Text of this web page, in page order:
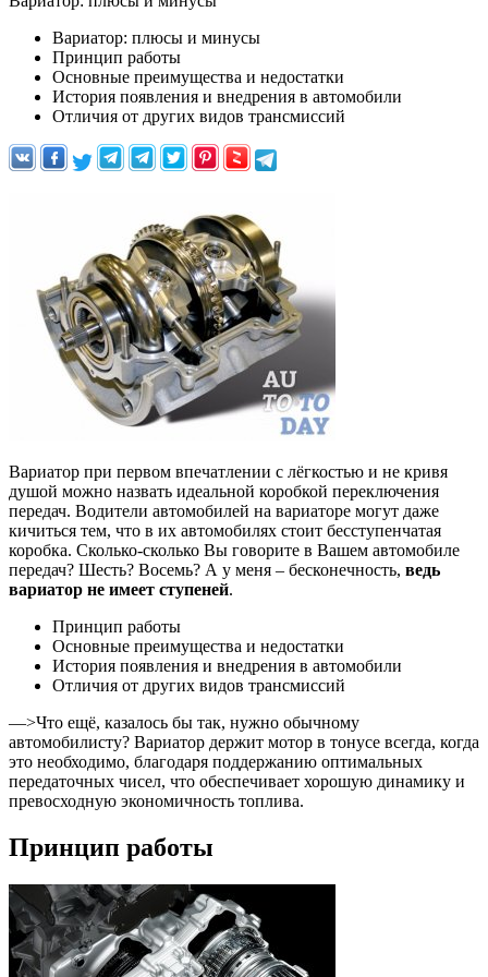
Вариатор: плюсы и минусы
Принцип работы
Основные преимущества и недостатки
История появления и внедрения в автомобили
Отличия от других видов трансмиссий
Вариатор при первом впечатлении с лёгкостью и не кривя
душой можно назвать идеальной коробкой переключения
передач. Водители автомобилей на вариаторе могут даже
кичиться тем, что в их автомобилях стоит бесступенчатая
коробка. Сколько-сколько Вы говорите в Вашем автомобиле
передач? Шесть? Восемь? А у меня – бесконечность, ведь
вариатор не имеет ступеней.
Принцип работы
Основные преимущества и недостатки
История появления и внедрения в автомобили
Отличия от других видов трансмиссий
—>Что ещё, казалось бы так, нужно обычному
автомобилисту? Вариатор держит мотор в тонусе всегда, когда
это необходимо, благодаря поддержанию оптимальных
передаточных чисел, что обеспечивает хорошую динамику и
превосходную экономичность топлива.
Принцип работы